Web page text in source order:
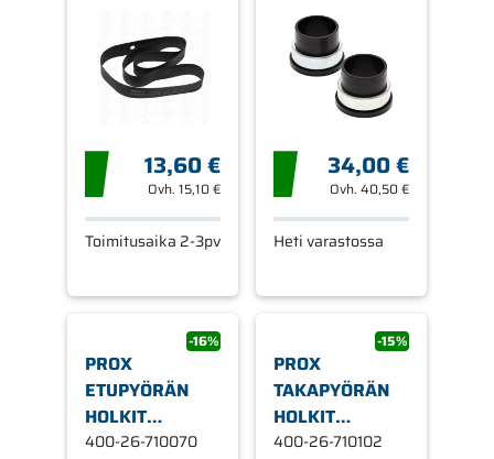
13,60 €
Ovh. 15,10 €
Toimitusaika 2-3pv
EXC '
34,00 €
Ovh.40,50 €
Heti varastossa
-16%
PROX
ETUPYÖRÄN
HOLKIT
YZ125/250 '02-
400-26-710070
-15%
PROX
TAKAPYÖRÄN
HOLKIT
KTM125/150/250/35
400-26-710102